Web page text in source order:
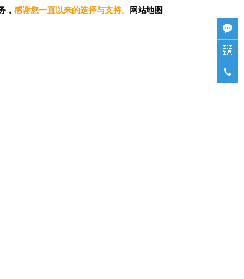
， 感谢您一直以来的选择与支持。 网站地图


